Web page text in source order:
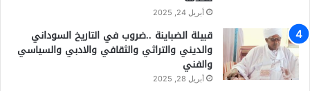
أبريل 24, 2025
قبيلة الضباينة ..ضروب في التاريخ السوداني
والديني والتراثي والثقافي والادبي والسياسي
والفني
أبريل 28, 2025